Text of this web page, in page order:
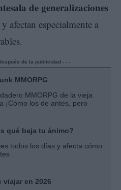
de generalizaciones
y afectan especialmente a
de la publicidad - - -
MMORPG
MMORPG de la vieja
¡Cómo los de antes, pero
qué baja tu ánimo?
todos los días y afecta cómo
viajar en 2026